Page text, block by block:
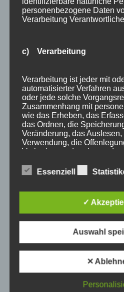
Bewertung
Ferienwohnungen
Gäste
Gesundheit
Haus Partale
Info
Oberstdorf
Stellenangebot
Urlaub
Bei uns…
personenbezogene Daten
Verarbeitung
c) Verarbeitung
Verarbeitung ist jeder mit
automatisierter Verfahren
oder jede solche
Zusammenhang mit
wie das Erheben, das
das Ordnen, die
Veränderung, das
Verwendung, die
Verbreitung oder eine andere
die Einschränkung, das
Einschränkung der
Ziel, ihre künftige
Essenziell
✓
Auswahl
✕